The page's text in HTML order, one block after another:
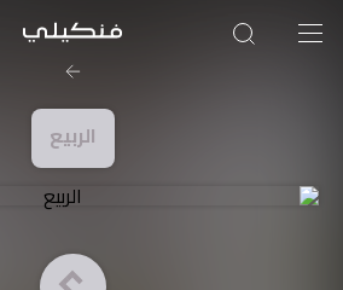
الربيع
صورة الغلاف من فن
SOUFIANE Abid